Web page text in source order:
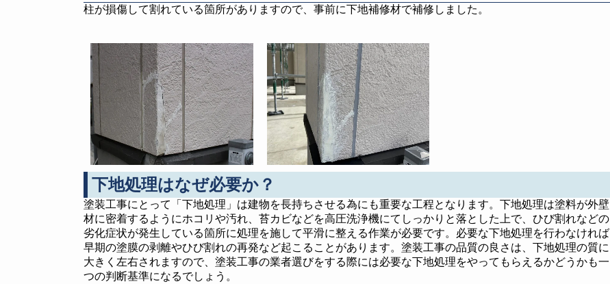
柱が損傷して割れている箇所がありますので、事前に下地補修材で補修しました。
下地処理はなぜ必要か？
塗装工事にとって「下地処理」は建物を長持ちさせる為にも重要な工程となります。下地処理は塗料が外壁
材に密着するようにホコリや汚れ、苔カビなどを高圧洗浄機にてしっかりと落とした上で、ひび割れなどの
劣化症状が発生している箇所に処理を施して平滑に整える作業が必要です。必要な下地処理を行わなければ
早期の塗膜の剥離やひび割れの再発など起こることがあります。塗装工事の品質の良さは、下地処理の質に
大きく左右されますので、塗装工事の業者選びをする際には必要な下地処理をやってもらえるかどうかも一
つの判断基準になるでしょう。